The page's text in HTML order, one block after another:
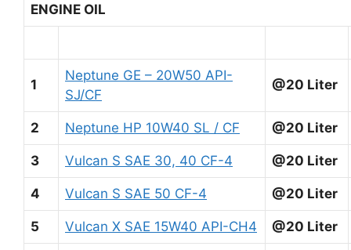
ENGINE OIL
1
Neptune GE – 20W50 API-
SJ/CF
@20 Liter
2 Neptune HP 10W40 SL / CF @20 Liter
3 Vulcan S SAE 30, 40 CF-4 @20 Liter
4 Vulcan S SAE 50 CF-4 @20 Liter
5 Vulcan X SAE 15W40 API-CH4 @20 Liter